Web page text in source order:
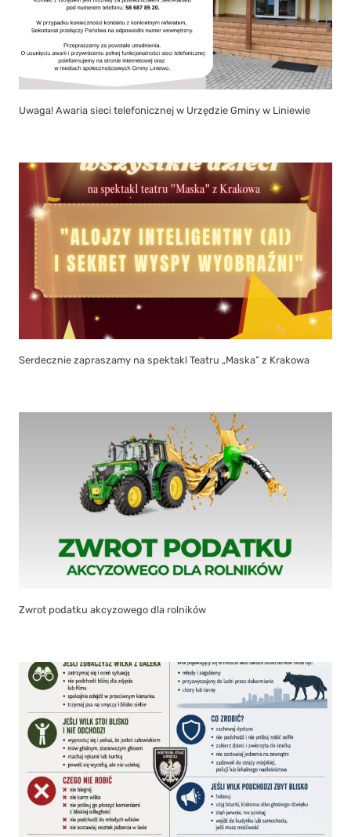
Uwaga! Awaria sieci telefonicznej w Urzędzie Gminy w Liniewie
Serdecznie zapraszamy na spektakl Teatru „Maska” z Krakowa
Zwrot podatku akcyzowego dla rolników